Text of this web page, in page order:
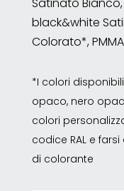
black&white
Colorato*,
*I colori
opaco, nero
colori
codice RAL e
di colorante